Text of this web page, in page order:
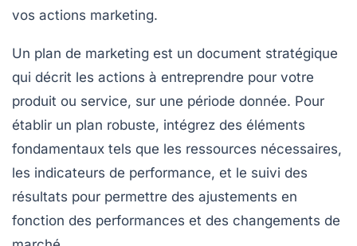
vos actions marketing.
Un plan de marketing est un document stratégique
qui décrit les actions à entreprendre pour votre
produit ou service, sur une période donnée. Pour
établir un plan robuste, intégrez des éléments
fondamentaux tels que les ressources nécessaires,
les indicateurs de performance, et le suivi des
résultats pour permettre des ajustements en
fonction des performances et des changements de